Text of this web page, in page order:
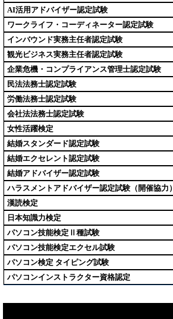
AI活用アドバイザー認定試験
ワークライフ・コーディネーター認定試験
インバウンド実務主任者認定試験
観光ビジネス実務主任者認定試験
企業危機・コンプライアンス管理士認定試験
民法法務士認定試験
労働法務士認定試験
会社法法務士認定試験
女性活躍検定
結婚スタンダード認定試験
結婚エクセレント認定試験
結婚アドバイザー認定試験
ハラスメントアドバイザー認定試験（開催協力）
漢読検定
日本知識力検定
パソコン技能検定Ⅱ種試験
パソコン技能検定エクセル試験
パソコン検定 タイピング試験
パソコンインストラクター資格認定